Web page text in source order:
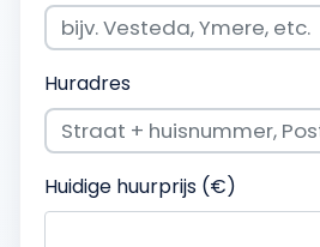
Huradres
Huidige huurprijs (€)